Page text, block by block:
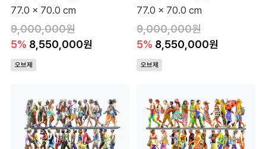
77.0 x 70.0 cm
9,000,000원
5% 8,550,000원
오브제
77.0 x 70.0 cm
9,000,000원
5% 8,550,000원
오브제